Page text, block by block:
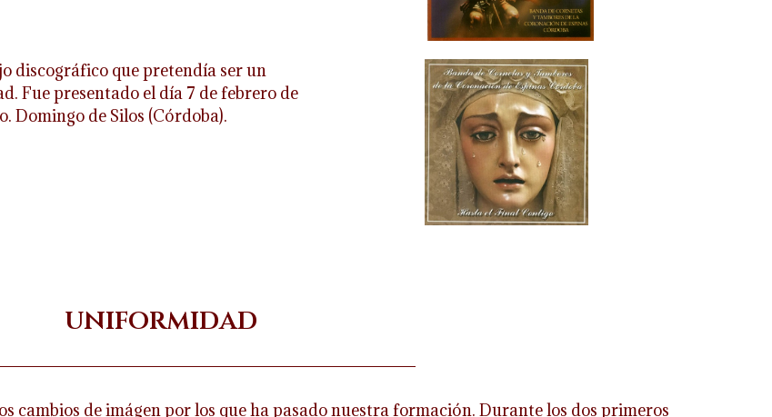
discográfico que pretendía ser un
Fue presentado el día 7 de febrero de
Domingo de Silos (Córdoba).
uniformidad
cambios de imágen por los que ha pasado nuestra formación. Durante los dos primeros